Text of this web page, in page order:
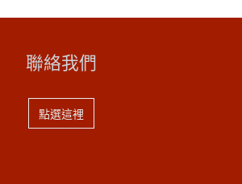
聯絡我們
點選這裡